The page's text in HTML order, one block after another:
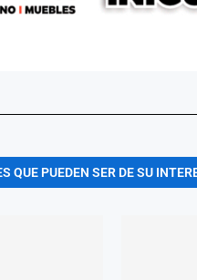
QUE PUEDEN SER DE SU